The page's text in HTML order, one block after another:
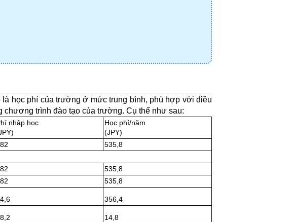
học phí của trường ở mức trung bình, phù hợp với điều
chương trình đào tạo của trường. Cụ thể như sau:
nhập học
Học phí/năm
(JPY)
535,8
535,8
535,8
356,4
14,8